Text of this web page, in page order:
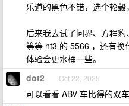
乐道的黑色不错，选个轮毂
后来我去试了问界、方程
等等 nt3 的 5566 ，还有换
体验会更水桶一些。
dot2 Oct 22, 2025
可以看看 ABV 车比得的双